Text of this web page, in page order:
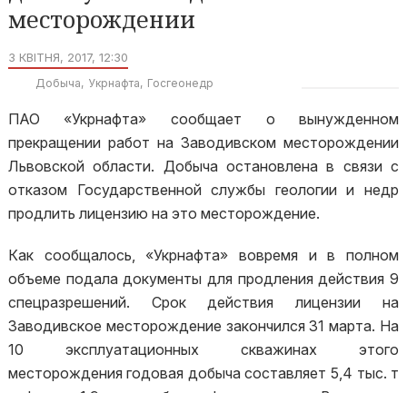
месторождении
3 КВІТНЯ, 2017, 12:30
Добыча Укрнафта Госгеонедр
ПАО «Укрнафта» сообщает о вынужденном
прекращении работ на Заводивском месторождении
Львовской области. Добыча остановлена в связи с
отказом Государственной службы геологии и недр
продлить лицензию на это месторождение.
Как сообщалось, «Укрнафта» вовремя и в полном
объеме подала документы для продления действия 9
спецразрешений. Срок действия лицензии на
Заводивское месторождение закончился 31 марта. На
10 эксплуатационных скважинах этого
месторождения годовая добыча составляет 5,4 тыс. т